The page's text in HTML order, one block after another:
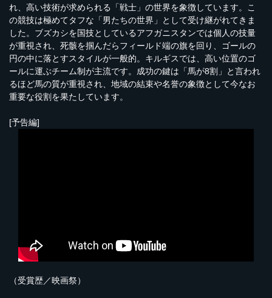
れ、高い技術が求められる「戦士」の世界を象徴しています。こ
の競技は極めてタフな「男たちの世界」として受け継がれてきま
した。ブズカシを国技としているアフガニスタンでは個人の技量
が重視され、死骸を掴んだらフィールド端の旗を回り、ゴールの
円の中に落とすスタイルが一般的。キルギスでは、高い位置のゴ
ールに運ぶチーム制が主流です。成功の鍵は「馬が8割」と言われ
るほど馬の質が重視され、地域の結束や名誉の象徴として今なお
重要な役割を果たしています。
[予告編]
（受賞歴／映画祭）